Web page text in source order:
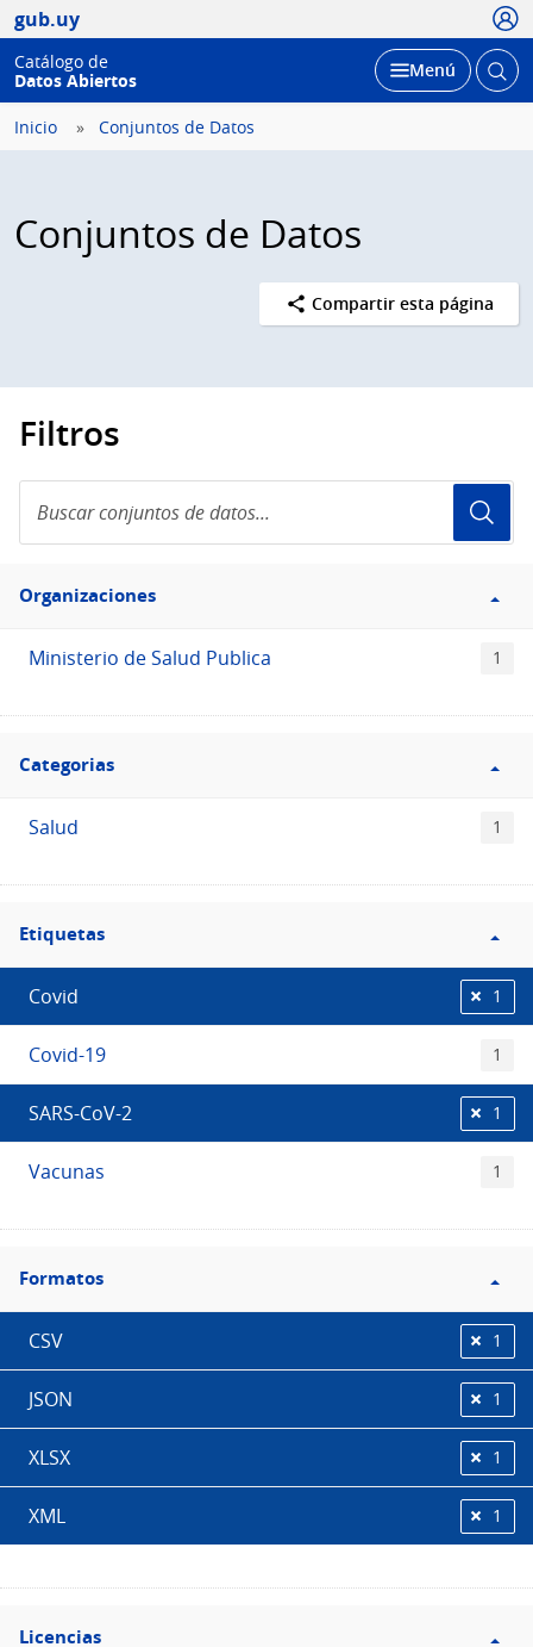
gub.uy
Catálogo de
Datos Abiertos
Desplegar
Menú Abrir
Inicio Conjuntos de Datos
Conjuntos de Datos
Compartir esta página
Filtros
conjuntos
de
Filtro
Organizaciones
Organizaciones
Ministerio de Salud Publica 1
Filtro
Categorias
Categorias
Salud 1
Filtro
Etiquetas
Etiquetas
Covid 1
Covid-19 1
SARS-CoV-2 1
Vacunas 1
Filtro
Formatos
Formatos
CSV 1
JSON 1
XLSX 1
XML 1
Filtro
Licencias